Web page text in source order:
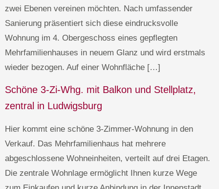
zwei Ebenen vereinen möchten. Nach umfassender
Sanierung präsentiert sich diese eindrucksvolle
Wohnung im 4. Obergeschoss eines gepflegten
Mehrfamilienhauses in neuem Glanz und wird erstmals
wieder bezogen. Auf einer Wohnfläche […]
Schöne 3-Zi-Whg. mit Balkon und Stellplatz,
zentral in Ludwigsburg
Hier kommt eine schöne 3-Zimmer-Wohnung in den
Verkauf. Das Mehrfamilienhaus hat mehrere
abgeschlossene Wohneinheiten, verteilt auf drei Etagen.
Die zentrale Wohnlage ermöglicht Ihnen kurze Wege